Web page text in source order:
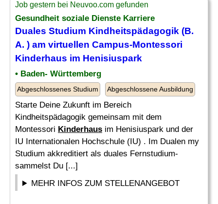
Job gestern bei Neuvoo.com gefunden
Gesundheit soziale Dienste Karriere
Duales Studium Kindheitspädagogik (B.
A. ) am virtuellen Campus-Montessori
Kinderhaus im Henisiuspark
• Baden- Württemberg
Abgeschlossenes Studium Abgeschlossene Ausbildung
Starte Deine Zukunft im Bereich
Kindheitspädagogik gemeinsam mit dem
Montessori Kinderhaus im Henisiuspark und der
IU Internationalen Hochschule (IU) . Im Dualen my
Studium akkreditiert als duales Fernstudium-
sammelst Du [...]
MEHR INFOS ZUM STELLENANGEBOT